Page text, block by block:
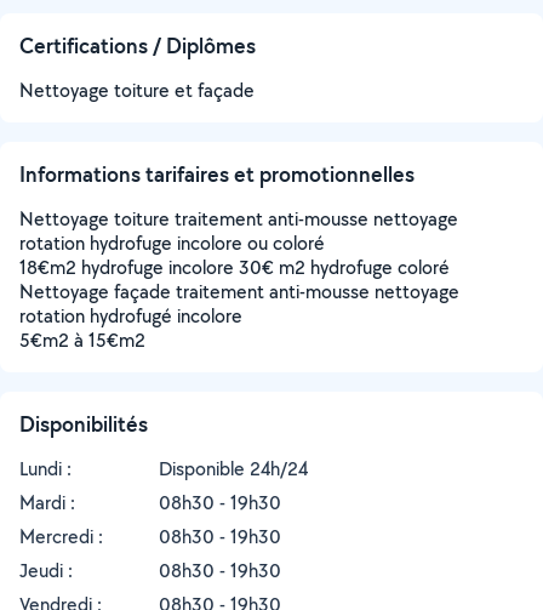
Certifications / Diplômes
Nettoyage toiture et façade
Informations tarifaires et promotionnelles
Nettoyage toiture traitement anti-mousse nettoyage
rotation hydrofuge incolore ou coloré
18€m2 hydrofuge incolore 30€ m2 hydrofuge coloré
Nettoyage façade traitement anti-mousse nettoyage
rotation hydrofugé incolore
5€m2 à 15€m2
Disponibilités
Lundi :
Disponible 24h/24
Mardi :
08h30 - 19h30
Mercredi :
08h30 - 19h30
Jeudi :
08h30 - 19h30
Vendredi :
08h30 - 19h30